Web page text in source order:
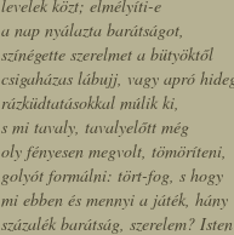
levelek közt; elmélyíti-e
a nap nyálazta barátságot,
színégette szerelmet a bütyöktől
csigaházas lábujj, vagy apró
rázküdtatásokkal múlik ki,
s mi tavaly, tavalyelőtt még
oly fényesen megvolt, tömöríteni,
golyót formálni: tört-fog, s hogy
mi ebben és mennyi a játék, hány
százalék barátság, szerelem? Isten